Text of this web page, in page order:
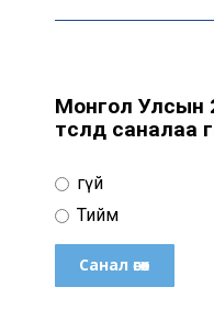
Монгол Улсын
төсөлд саналаа
Үгүй
Тийм